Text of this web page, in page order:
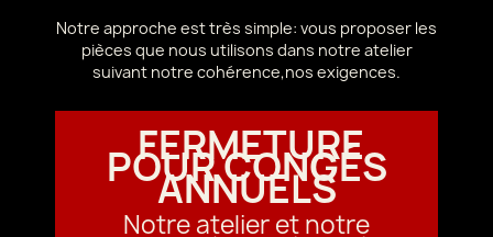
Notre approche est très simple: vous proposer les
pièces que nous utilisons dans notre atelier
suivant notre cohérence,nos exigences.
FERMETURE
POUR CONGÉS
ANNUELS
Notre atelier et notre